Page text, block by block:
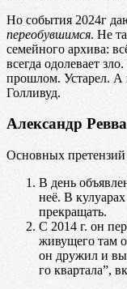
Но события 2024г
переобувшимся. Не
семейного архива:
всегда одолевает
прошлом. Устарел. А
Голливуд.
Александр Ревва
Основных претензий
В день
неё. В
прекращать.
С 2014 г. он
живущего там
он дружил и
го квартала”,